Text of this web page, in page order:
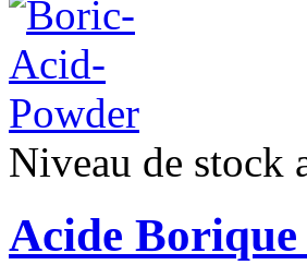
Niveau de stock
Acide Borique